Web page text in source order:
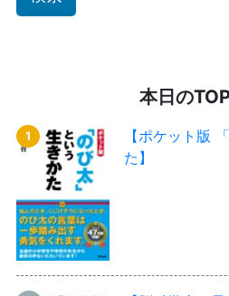
本日の
【ポケット版
た】